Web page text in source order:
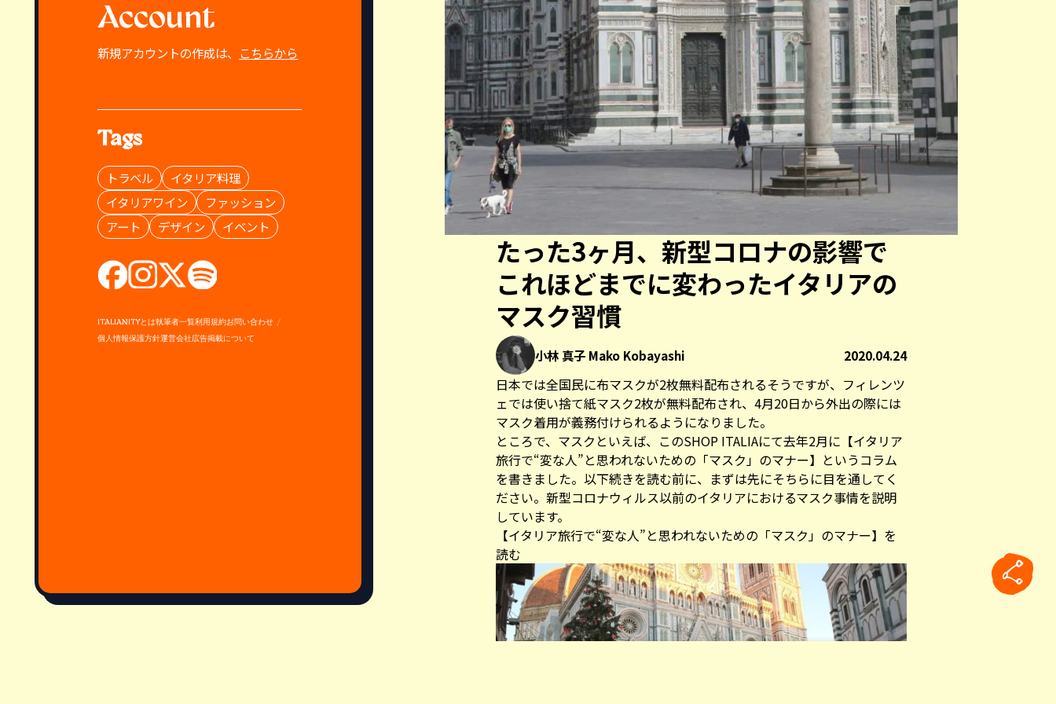
Account
新規アカウントの作成は、 こちらから
Tags
トラベル
イタリア料理
イタリアワイン
ファッション
アート
デザイン イベント
ITALIANITYとは執筆者一覧利用規約お問い合わせ
個人情報保護方針運営会社広告掲載について
たった3ヶ月、新型コロナの影響で
これほどまでに変わったイタリアの
マスク習慣
小林 真子 Mako Kobayashi 2020.04.24
日本では全国民に布マスクが2枚無料配布されるそうですが、フィレンツ
ェでは使い捨て紙マスク2枚が無料配布され、4月20日から外出の際には
マスク着用が義務付けられるようになりました。
ところで、マスクといえば、このSHOP ITALIAにて去年2月に【イタリア
旅行で“変な人”と思われないための「マスク」のマナー】というコラム
を書きました。以下続きを読む前に、まずは先にそちらに目を通してく
ださい。新型コロナウィルス以前のイタリアにおけるマスク事情を説明
しています。
【イタリア旅行で“変な人”と思われないための「マスク」のマナー】を
読む